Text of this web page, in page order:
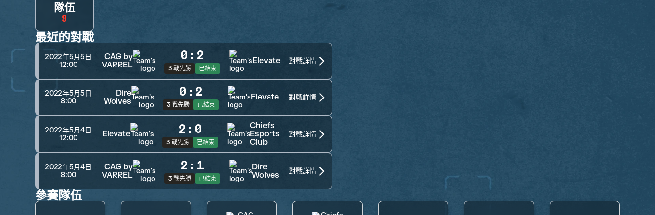
隊伍
9
最近的對戰
2022年5月5日
12:00
CAG by
VARREL
0 : 2
3 戰先勝 已結束
Elevate 對戰詳情
2022年5月5日
8:00
Dire
Wolves
0 : 2
3 戰先勝 已結束
Elevate 對戰詳情
2022年5月4日
12:00
Elevate 2 : 0
3 戰先勝 已結束
Chiefs
Esports
Club
對戰詳情
2022年5月4日
8:00
CAG by
VARREL
2 : 1
3 戰先勝 已結束
Dire
Wolves
對戰詳情
參賽隊伍